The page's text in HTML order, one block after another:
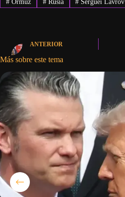
#Ormuz #Rusia # Serguéi Lavrov
ANTERIOR
Más sobre este tema